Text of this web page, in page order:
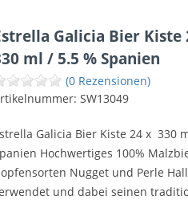
Galicia Bier Kiste
ml / 5.5 % Spanien
(0 Rezensionen)
SW13049
Galicia Bier Kiste 24 x 330
Hochwertiges 100%
Nugget und Perle
und dabei seinen